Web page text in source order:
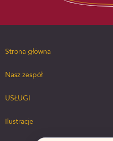
Strona główna
Nasz zespół
USŁUGI
Ilustracje